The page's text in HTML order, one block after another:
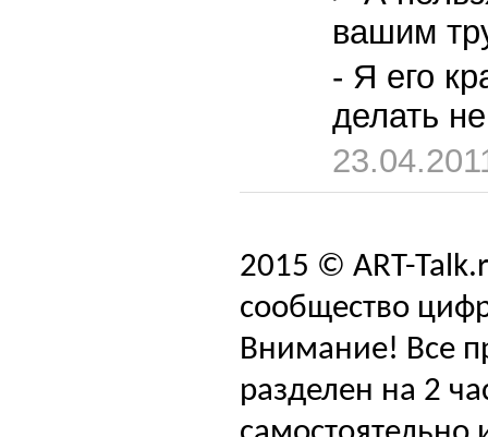
вашим
- Я его
делать
2015 © ART-
сообщество
Внимание! Все
разделен на 2